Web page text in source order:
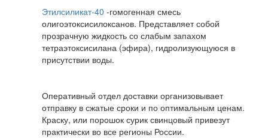
Этилсиликат-40 -гомогенная смесь
олигоэтоксисилоксанов. Представляет собой
прозрачную жидкость со слабым запахом
тетраэтоксисилана (эфира), гидролизующуюся в
присутствии воды.
Оперативный отдел доставки организовывает
отправку в сжатые сроки и по оптимальным ценам.
Краску, или порошок сурик свинцовый привезут
практически во все регионы России.